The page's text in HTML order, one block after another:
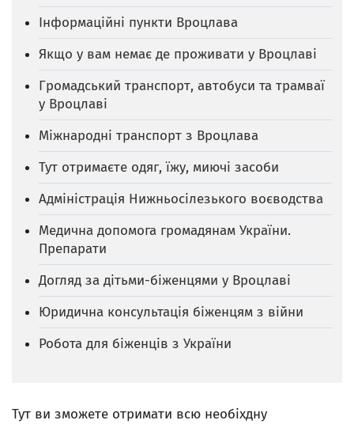
Інформаційні пункти Вроцлава
Якщо у вам немає де проживати у Вроцлаві
Громадський транспорт, автобуси та трамваї
у Вроцлаві
Міжнародні транспорт з Вроцлава
Тут отримаєте одяг, їжу, миючі засоби
Адміністрація Нижньосілезького воєводства
Медична допомога громадянам України.
Препарати
Догляд за дітьми-біженцями у Вроцлаві
Юридична консультація біженцям з війни
Робота для біженців з України
Тут ви зможете отримати всю необіхдну